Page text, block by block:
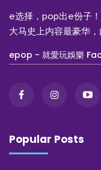
e选择，pop出e份子！
大马史上内容最豪华
epop - 就愛玩娛樂
Popular Posts